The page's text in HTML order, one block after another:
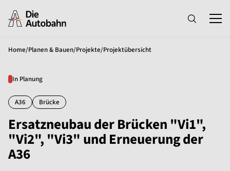
Home/Planen & Bauen/Projekte/Projektübersicht
In Planung
A36 Brücke
Ersatzneubau der Brücken "Vi1",
"Vi2", "Vi3" und Erneuerung der
A36